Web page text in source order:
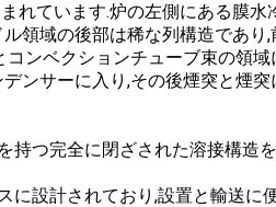
れています.炉の左側にある膜水
領域の後部は稀な列構造であり
ンベクションチューブ束の領域
ンサーに入り,その後煙突と煙突
持つ完全に閉ざされた溶接構造
に設計されており,設置と輸送に